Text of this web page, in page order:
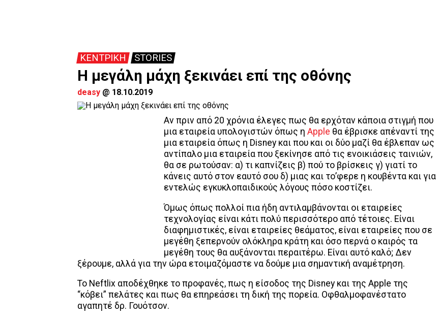
ΚΕΝΤΡΙΚΗ STORIES
Η μεγάλη μάχη ξεκινάει επί της οθόνης
deasy @ 18.10.2019
Αν πριν από 20 χρόνια έλεγες πως θα ερχόταν κάποια στιγμή που
μια εταιρεία υπολογιστών όπως η Apple θα έβρισκε απέναντί της
μια εταιρεία όπως η Disney και που και οι δύο μαζί θα έβλεπαν ως
αντίπαλο μια εταιρεία που ξεκίνησε από τις ενοικιάσεις ταινιών,
θα σε ρωτούσαν: α) τι καπνίζεις β) πού το βρίσκεις γ) γιατί το
κάνεις αυτό στον εαυτό σου δ) μιας και το’φερε η κουβέντα και για
εντελώς εγκυκλοπαιδικούς λόγους πόσο κοστίζει.
Όμως όπως πολλοί πια ήδη αντιλαμβάνονται οι εταιρείες
τεχνολογίας είναι κάτι πολύ περισσότερο από τέτοιες. Είναι
διαφημιστικές, είναι εταιρείες θεάματος, είναι εταιρείες που σε
μεγέθη ξεπερνούν ολόκληρα κράτη και όσο περνά ο καιρός τα
μεγέθη τους θα αυξάνονται περαιτέρω. Είναι αυτό καλό; Δεν
ξέρουμε, αλλά για την ώρα ετοιμαζόμαστε να δούμε μια σημαντική αναμέτρηση.
Το Neftlix αποδέχθηκε το προφανές, πως η είσοδος της Disney και της Apple της
“κόβει” πελάτες και πως θα επηρεάσει τη δική της πορεία. Οφθαλμοφανέστατο
αγαπητέ δρ. Γουότσον.